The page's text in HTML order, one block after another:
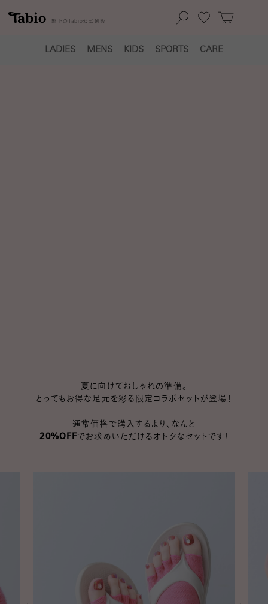
靴下の Tabio公式通販
LADIES MENS KIDS SPORTS CARE
夏に向けておしゃれの準備。
とってもお得な足元を彩る限定コラボセットが登場！
通常価格で購入するより、なんと
20%OFFでお求めいただけるオトクなセットです!